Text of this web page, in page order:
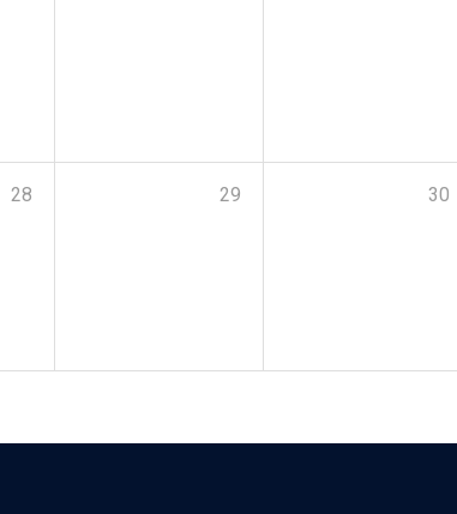
28 29 30